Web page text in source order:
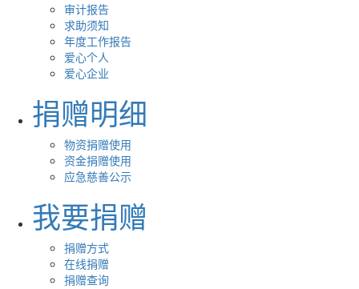
审计报告
求助须知
年度工作报告
爱心个人
爱心企业
捐赠明细
物资捐赠使用
资金捐赠使用
应急慈善公示
我要捐赠
捐赠方式
在线捐赠
捐赠查询